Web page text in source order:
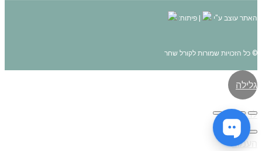
האתר עוצב ע"י | פיתוח:
© כל הזכויות שמורות לקורל שחר
גלילה
לראש
העמוד